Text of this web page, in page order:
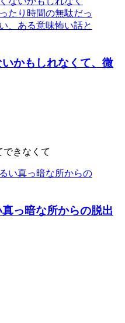
かもしれなくて、微
できなくて
っ暗な所からの脱出